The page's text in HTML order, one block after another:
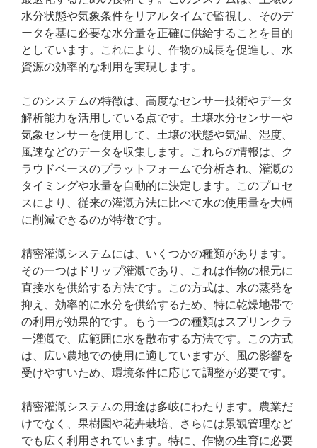
水分状態や気象条件をリアルタイムで監視し、そのデ
ータを基に必要な水分量を正確に供給することを目的
としています。これにより、作物の成長を促進し、水
資源の効率的な利用を実現します。
このシステムの特徴は、高度なセンサー技術やデータ
解析能力を活用している点です。土壌水分センサーや
気象センサーを使用して、土壌の状態や気温、湿度、
風速などのデータを収集します。これらの情報は、ク
ラウドベースのプラットフォームで分析され、灌漑の
タイミングや水量を自動的に決定します。このプロセ
スにより、従来の灌漑方法に比べて水の使用量を大幅
に削減できるのが特徴です。
精密灌漑システムには、いくつかの種類があります。
その一つはドリップ灌漑であり、これは作物の根元に
直接水を供給する方法です。この方式は、水の蒸発を
抑え、効率的に水分を供給するため、特に乾燥地帯で
の利用が効果的です。もう一つの種類はスプリンクラ
ー灌漑で、広範囲に水を散布する方法です。この方式
は、広い農地での使用に適していますが、風の影響を
受けやすいため、環境条件に応じて調整が必要です。
精密灌漑システムの用途は多岐にわたります。農業だ
けでなく、果樹園や花卉栽培、さらには景観管理など
でも広く利用されています。特に、作物の生育に必要